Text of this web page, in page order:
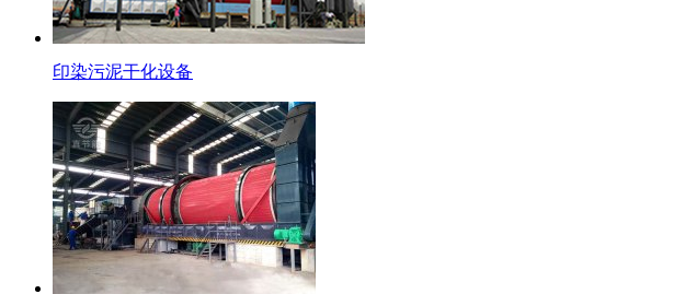
印染污泥干化设备